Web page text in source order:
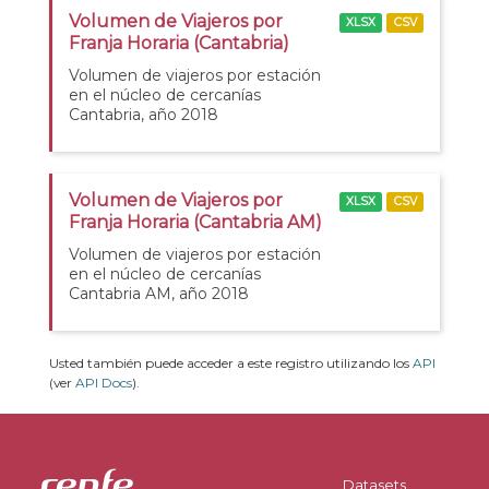
Volumen de Viajeros por
Franja Horaria (Cantabria)
Volumen de viajeros por estación
en el núcleo de cercanías
Cantabria, año 2018
XLSX CSV
Volumen de Viajeros por
Franja Horaria (Cantabria AM)
Volumen de viajeros por estación
en el núcleo de cercanías
Cantabria AM, año 2018
XLSX CSV
Usted también puede acceder a este registro utilizando los API
(ver API Docs).
Datasets